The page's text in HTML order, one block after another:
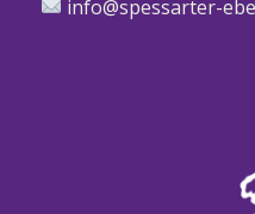
info@spessarter-